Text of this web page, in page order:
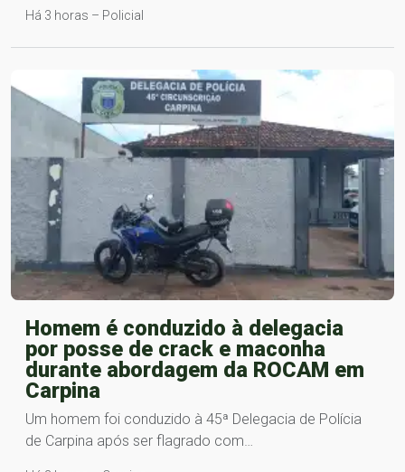
Há 3 horas – Policial
Homem é conduzido à delegacia
por posse de crack e maconha
durante abordagem da ROCAM em
Carpina
Um homem foi conduzido à 45ª Delegacia de Polícia
de Carpina após ser flagrado com…